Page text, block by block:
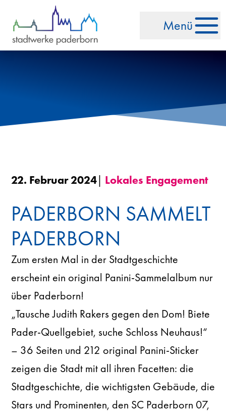
Zum Inhalt springen
Menü
22. Februar 2024| Lokales Engagement
PADERBORN SAMMELT
PADERBORN
Zum ersten Mal in der Stadtgeschichte
erscheint ein original Panini-Sammelalbum nur
über Paderborn!
„Tausche Judith Rakers gegen den Dom! Biete
Pader-Quellgebiet, suche Schloss Neuhaus!“
– 36 Seiten und 212 original Panini-Sticker
zeigen die Stadt mit all ihren Facetten: die
Stadtgeschichte, die wichtigsten Gebäude, die
Stars und Prominenten, den SC Paderborn 07,